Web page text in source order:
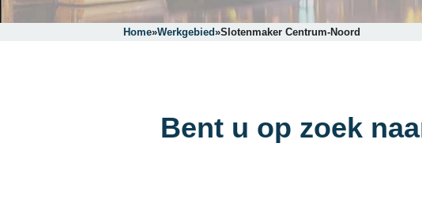
Home»Werkgebied»Slotenmaker Centrum-Noord
Bent u op zoek